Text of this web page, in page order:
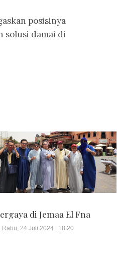
posisinya
solusi damai di
di Jemaa El Fna
Rabu, 24 Juli 2024 | 18:20